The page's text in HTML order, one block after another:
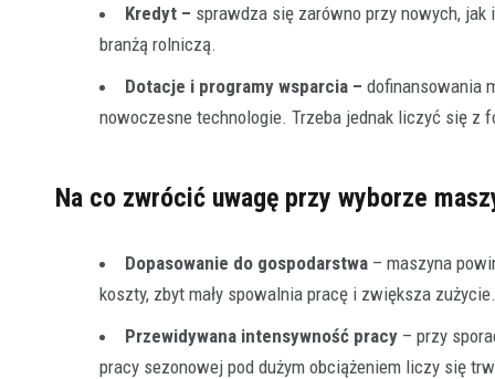
Kredyt – sprawdza się zarówno przy nowych,
branżą rolniczą.
Dotacje i programy wsparcia – dofinansowania
nowoczesne technologie. Trzeba jednak liczyć się z
Na co zwrócić uwagę przy wyborze
Dopasowanie do gospodarstwa – maszyna
koszty, zbyt mały spowalnia pracę i zwiększa zużycie.
Przewidywana intensywność pracy – przy
pracy sezonowej pod dużym obciążeniem liczy się